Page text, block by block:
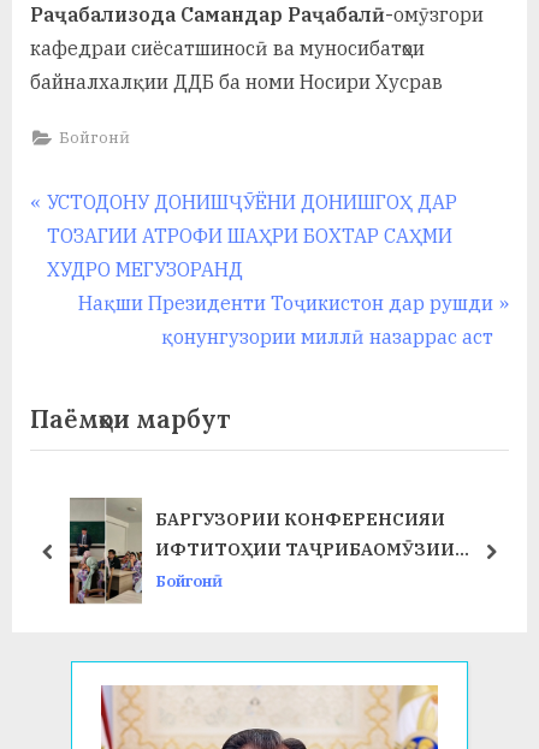
Раҷабализода Самандар Раҷабалӣ-омӯзгори
кафедраи сиёсатшиносӣ ва муносибатҳои
байналхалқии ДДБ ба номи Носири Хусрав
Бойгонӣ
Навигация
по
записям
P
r
e
УСТОДОНУ ДОНИШҶӮЁНИ ДОНИШГОҲ ДАР
ТОЗАГИИ АТРОФИ ШАҲРИ БОХТАР САҲМИ
ХУДРО МЕГУЗОРАНД
N
s
t
:
Нақши Президенти Тоҷикистон дар рушди
қонунгузории миллӣ назаррас аст
Паёмҳои марбут
БАРГУЗОРИИ КОНФЕРЕНСИЯИ
ИФТИТОҲИИ ТАҶРИБАОМӮЗИИ
ИСТЕҲСОЛӢ ДАР ФАКУЛТЕТИ ХИМИЯ
Бойгонӣ
prev next